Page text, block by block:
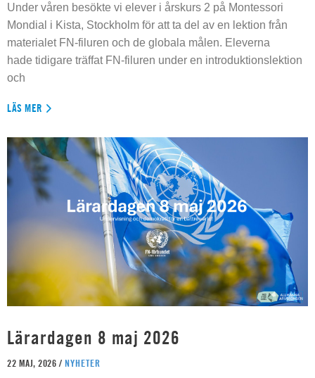
Under våren besökte vi elever i årskurs 2 på Montessori
Mondial i Kista, Stockholm för att ta del av en lektion från
materialet FN-filuren och de globala målen. Eleverna
hade tidigare träffat FN-filuren under en introduktionslektion
och
LÄS MER
Lärardagen 8 maj 2026
22 MAJ, 2026 / NYHETER